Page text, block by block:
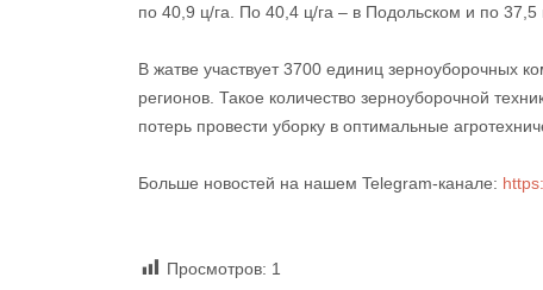
по 40,9 ц/га. По 40,4 ц/га – в Подольском и по 37,5
В жатве участвует 3700 единиц зерноуборочных
регионов. Такое количество зерноуборочной
потерь провести уборку в оптимальные
Больше новостей на нашем Telegram-канале:
Просмотров: 1